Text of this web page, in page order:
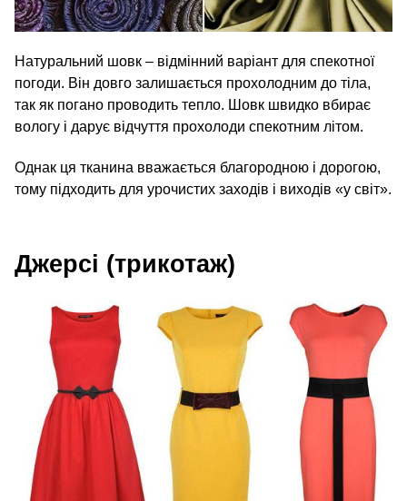
Натуральний шовк – відмінний варіант для спекотної
погоди. Він довго залишається прохолодним до тіла,
так як погано проводить тепло. Шовк швидко вбирає
вологу і дарує відчуття прохолоди спекотним літом.
Однак ця тканина вважається благородною і дорогою,
тому підходить для урочистих заходів і виходів «у світ».
Джерсі (трикотаж)